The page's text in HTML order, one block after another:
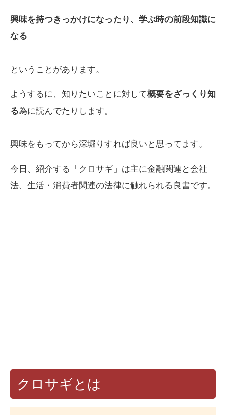
興味を持つきっかけになったり、学ぶ時の前段知識に
なる
ということがあります。
ようするに、知りたいことに対して概要をざっくり知
る為に読んでたりします。
興味をもってから深堀りすれば良いと思ってます。
今日、紹介する「クロサギ」は主に金融関連と会社
法、生活・消費者関連の法律に触れられる良書です。
クロサギとは